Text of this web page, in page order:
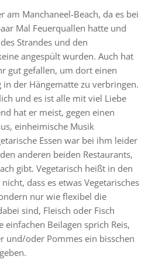
am Manchaneel-Beach, da es bei
Mal Feuerquallen hatte und
Strandes und den
angespült wurden. Auch hat
gut gefallen, um dort einen
der Hängematte zu verbringen.
und es ist alle mit viel Liebe
hat er meist, gegen einen
einheimische Musik
Essen war bei ihm leider
anderen beiden Restaurants,
gibt. Vegetarisch heißt in den
dass es etwas Vegetarisches
nur wie flexibel die
sind, Fleisch oder Fisch
einfachen Beilagen sprich Reis,
und/oder Pommes ein bisschen